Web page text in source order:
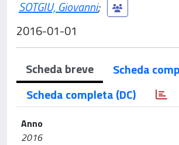
SOTGIU, Giovanni;
2016-01-01
Scheda breve
Scheda
Scheda completa (DC)
Anno
2016